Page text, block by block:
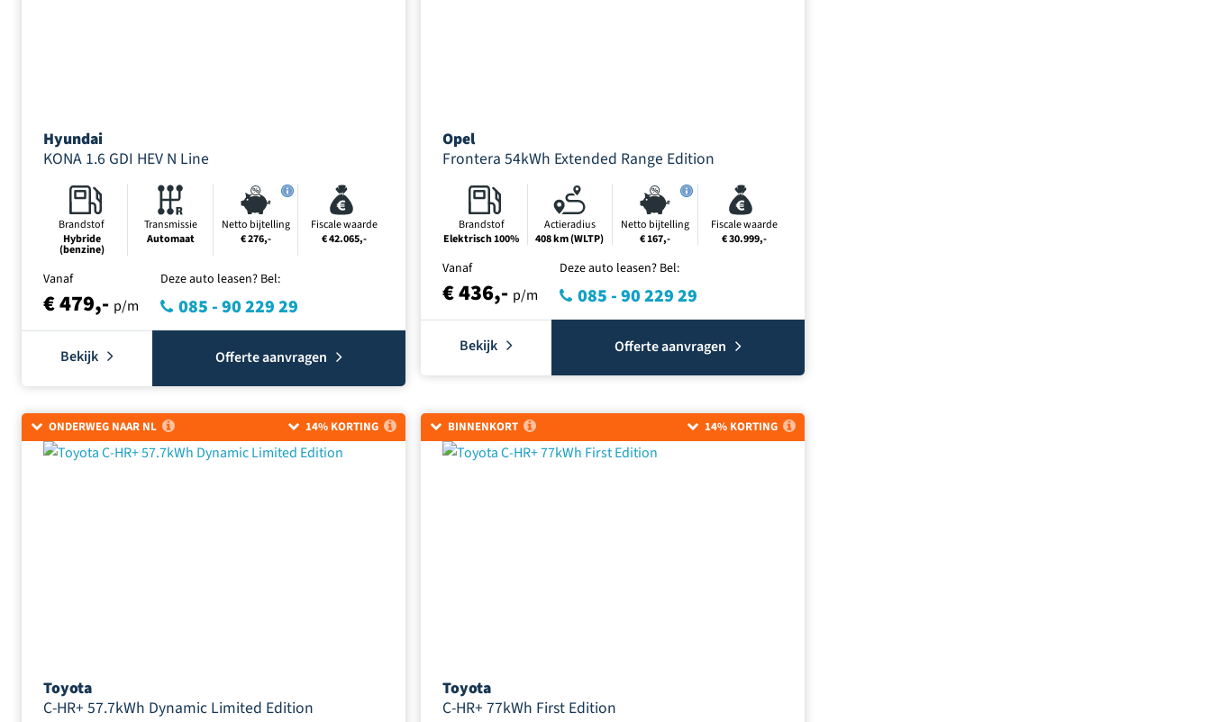
Hyundai
KONA 1.6 GDI HEV N Line
Brandstof
Hybride
(benzine)
Transmissie
Automaat
Netto bijtelling
€ 276,-
Fiscale waarde
€ 42.065,-
Vanaf
€ 479,- p/m
Deze auto leasen? Bel:
085 - 90 229 29
Bekijk Offerte aanvragen
Opel
Frontera 54kWh Extended Range Edition
Brandstof
Elektrisch 100%
Actieradius
408 km (WLTP)
Netto bijtelling
€ 167,-
Fiscale waarde
€ 30.999,-
Vanaf
€ 436,- p/m
Deze auto leasen? Bel:
085 - 90 229 29
Bekijk Offerte aanvragen
ONDERWEG NAAR NL 14% KORTING
Toyota
C-HR+ 57.7kWh Dynamic Limited Edition
BINNENKORT 14% KORTING
Toyota
C-HR+ 77kWh First Edition